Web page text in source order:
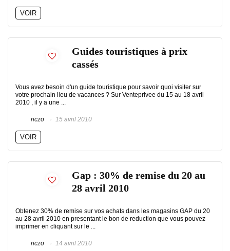
VOIR
Guides touristiques à prix
cassés
Vous avez besoin d'un guide touristique pour savoir quoi visiter sur
votre prochain lieu de vacances ? Sur Venteprivee du 15 au 18 avril
2010 , il y a une ...
riczo 15 avril 2010
VOIR
Gap : 30% de remise du 20 au
28 avril 2010
Obtenez 30% de remise sur vos achats dans les magasins GAP du 20
au 28 avril 2010 en presentant le bon de reduction que vous pouvez
imprimer en cliquant sur le ...
riczo 14 avril 2010